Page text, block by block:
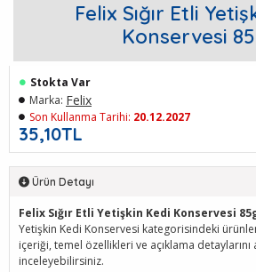
Felix Sığır Etli
Konservesi
35,10TL
Stokta Var
Marka: Felix
Son Kullanma Tarihi: 20.12.2027
Ürün Detayı
Felix Sığır Etli Yetişkin Kedi Konservesi
Yetişkin Kedi Konservesi kategorisindeki
içeriği, temel özellikleri ve açıklama
inceleyebilirsiniz.